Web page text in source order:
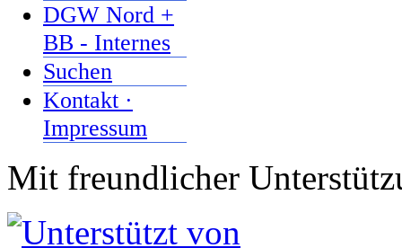
DGW Nord +
BB - Internes
Suchen
Kontakt ·
Impressum
Mit freundlicher